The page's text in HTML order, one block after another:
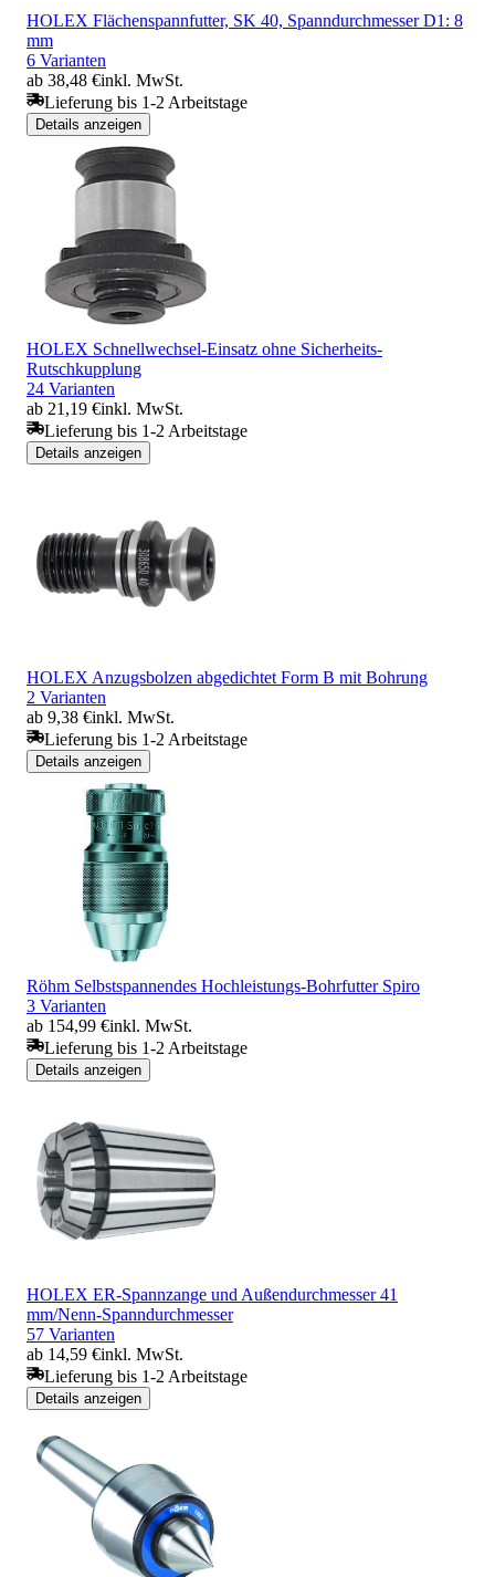
HOLEX Flächenspannfutter, SK 40, Spanndurchmesser D1: 8
mm
6 Varianten
ab 38,48 €inkl. MwSt.
Lieferung bis 1-2 Arbeitstage
Details anzeigen
HOLEX Schnellwechsel-Einsatz ohne Sicherheits-
Rutschkupplung
24 Varianten
ab 21,19 €inkl. MwSt.
Lieferung bis 1-2 Arbeitstage
Details anzeigen
HOLEX Anzugsbolzen abgedichtet Form B mit Bohrung
2 Varianten
ab 9,38 €inkl. MwSt.
Lieferung bis 1-2 Arbeitstage
Details anzeigen
Röhm Selbstspannendes Hochleistungs-Bohrfutter Spiro
3 Varianten
ab 154,99 €inkl. MwSt.
Lieferung bis 1-2 Arbeitstage
Details anzeigen
HOLEX ER-Spannzange und Außendurchmesser 41
mm/Nenn-Spanndurchmesser
57 Varianten
ab 14,59 €inkl. MwSt.
Lieferung bis 1-2 Arbeitstage
Details anzeigen